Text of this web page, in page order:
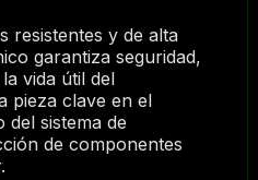
resistentes y de alta
garantiza seguridad,
vida útil del
pieza clave en el
sistema de
de componentes